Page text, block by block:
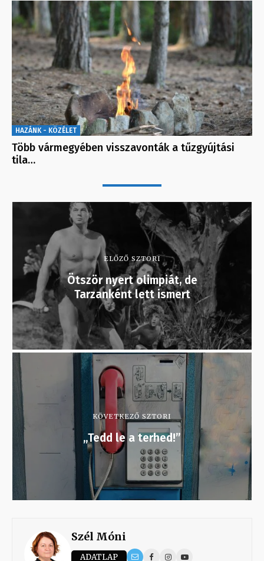
HAZÁNK - KÖZÉLET
Több vármegyében visszavonták a tűzgyújtási
tila…
ELŐZŐ SZTORI
Ötször nyert olimpiát, de
Tarzanként lett ismert
KÖVETKEZŐ SZTORI
„Tedd le a terhed!”
Szél Móni
ADATLAP